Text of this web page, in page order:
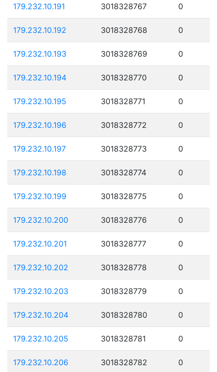
179.232.10.191 3018328767 0
179.232.10.192 3018328768 0
179.232.10.193 3018328769 0
179.232.10.194 3018328770 0
179.232.10.195 3018328771 0
179.232.10.196 3018328772 0
179.232.10.197 3018328773 0
179.232.10.198 3018328774 0
179.232.10.199 3018328775 0
179.232.10.200 3018328776 0
179.232.10.201 3018328777 0
179.232.10.202 3018328778 0
179.232.10.203 3018328779 0
179.232.10.204 3018328780 0
179.232.10.205 3018328781 0
179.232.10.206 3018328782 0